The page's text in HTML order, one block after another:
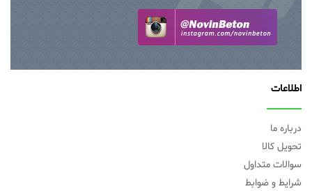
اطلاعات
درباره ما
تحویل کالا
سوالات متداول
شرایط و ضوابط